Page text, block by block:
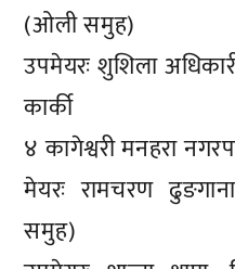
(ओली समुह)
उपमेयरः शुशिला
कार्की
४ कागेश्वरी मनहरा
मेयरः रामचरण
समुह)